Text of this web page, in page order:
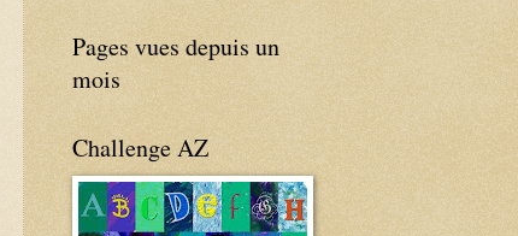
Pages vues depuis un
mois
Challenge AZ